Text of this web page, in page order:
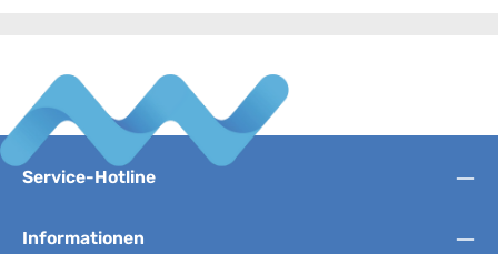
Service-Hotline
Informationen